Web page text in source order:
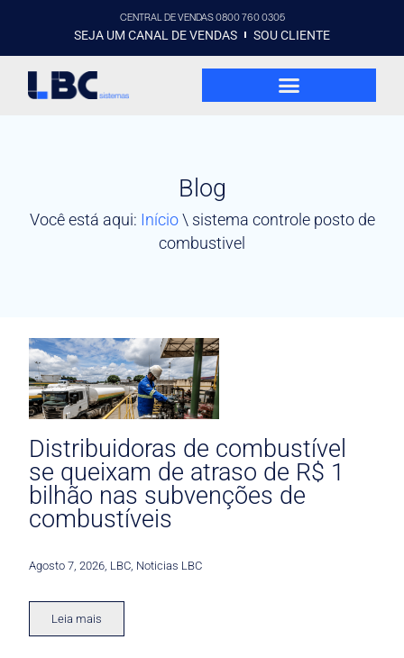
CENTRAL DE VENDAS 0800 760 0305
SEJA UM CANAL DE VENDAS SOU CLIENTE
Blog
Você está aqui: Início\ sistema controle posto de
combustivel
Distribuidoras de combustível
se queixam de atraso de R$ 1
bilhão nas subvenções de
combustíveis
Agosto 7, 2026 LBC Noticias LBC
Leia mais